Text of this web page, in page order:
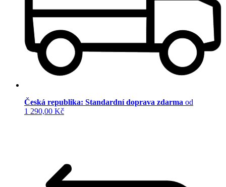
Česká republika: Standardní doprava zdarma od
1 290,00 Kč